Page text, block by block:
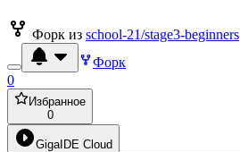
Форк из school-21/stage3-beginners
Форк
0
Избранное
0
GigaIDE Cloud